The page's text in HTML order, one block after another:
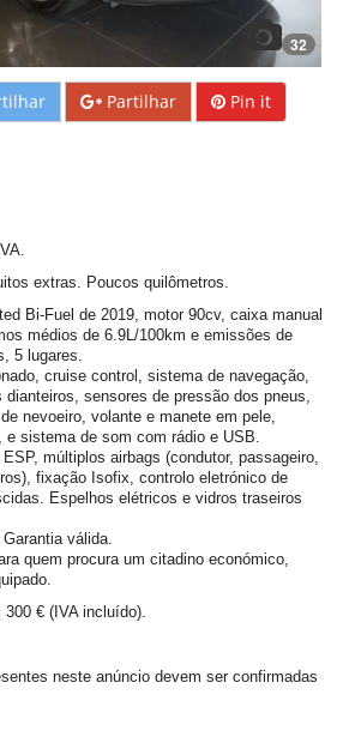
32
Partilhar Pin it
extras. Poucos quilômetros.
Bi-Fuel de 2019, motor 90cv, caixa manual
médios de 6.9L/100km e emissões de
5 lugares.
cruise control, sistema de navegação,
sensores de pressão dos pneus,
nevoeiro, volante e manete em pele,
sistema de som com rádio e USB.
múltiplos airbags (condutor, passageiro,
fixação Isofix, controlo eletrónico de
Espelhos elétricos e vidros traseiros
válida.
quem procura um citadino económico,
€ (IVA incluído).
neste anúncio devem ser confirmadas